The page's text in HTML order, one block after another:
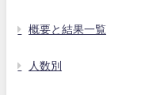
概要と結果一覧
人数別